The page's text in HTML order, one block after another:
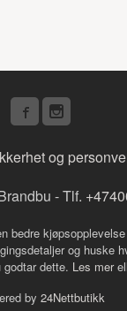
og
- Tlf.
bedre
og huske
dette. Les mer
by 24Nettbutikk